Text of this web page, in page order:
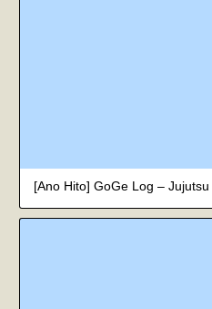
[Ano Hito] GoGe Log –